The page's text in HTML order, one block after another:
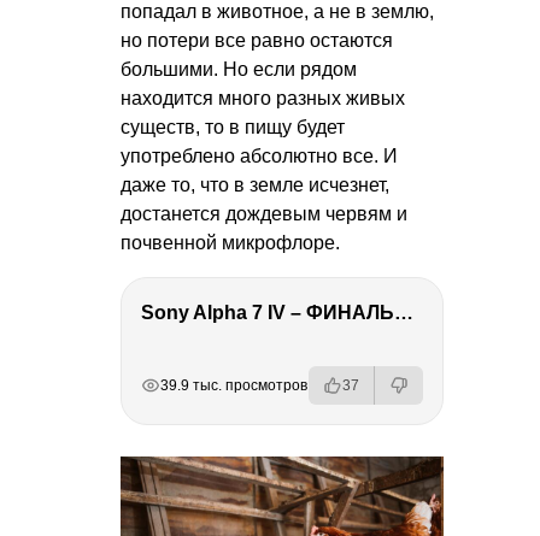
попадал в животное, а не в землю,
но потери все равно остаются
большими. Но если рядом
находится много разных живых
существ, то в пищу будет
употреблено абсолютно все. И
даже то, что в земле исчезнет,
достанется дождевым червям и
почвенной микрофлоре.
Sony Alpha 7 IV – ФИНАЛЬНЫЙ ОБЗОР
39.9 тыс. просмотров 37